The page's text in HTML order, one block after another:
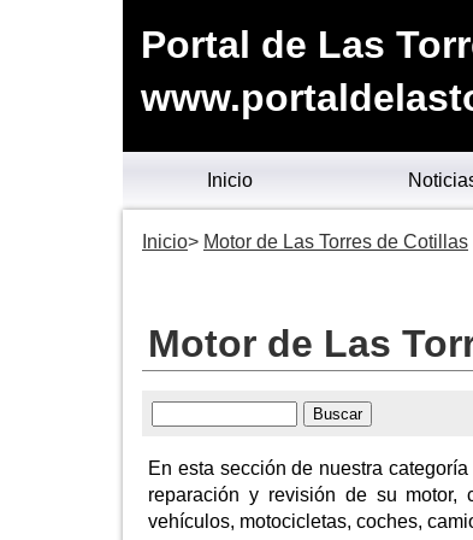
Portal de Las
Inicio
Inicio Motor de Las Torres de Cotillas
Motor de Las
En esta sección de nuestra
reparación y revisión de su motor,
vehículos, motocicletas, coches,